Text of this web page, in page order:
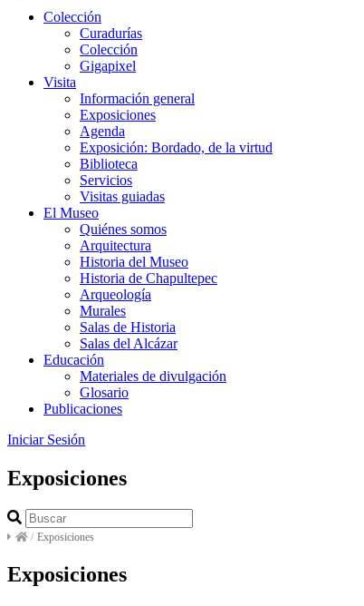
Colección
Curadurías
Colección
Gigapixel
Visita
Información general
Exposiciones
Agenda
Exposición: Bordado, de la virtud
Biblioteca
Servicios
Visitas guiadas
El Museo
Quiénes somos
Arquitectura
Historia del Museo
Historia de Chapultepec
Arqueología
Murales
Salas de Historia
Salas del Alcázar
Educación
Materiales de divulgación
Glosario
Publicaciones
Iniciar Sesión
Exposiciones
/ Exposiciones
Exposiciones